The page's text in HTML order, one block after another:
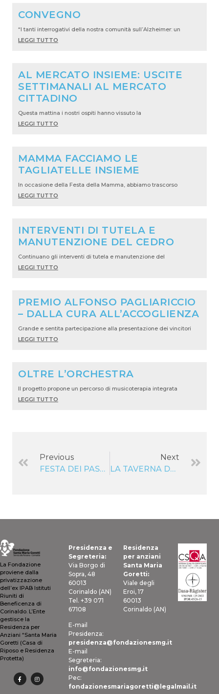
CONVEGNO
“I tanti interrogativi della nostra comunità sull’Alzheimer: un
LEGGI TUTTO
AL MERCATO INSIEME: USCITE
SETTIMANALI AL MERCATO
CITTADINO
Questa mattina i nostri ospiti hanno vissuto la
LEGGI TUTTO
MAMMA FACCIAMO LE
TAGLIATELLE INSIEME
In occasione della Festa della Mamma, abbiamo trascorso
LEGGI TUTTO
INTERVENTI DI TUTELA E
MANUTENZIONE DEL CEDRO
Continuano gli interventi di tutela e manutenzione del
LEGGI TUTTO
PREMIO ALFONSO PAGLIARICCIO
– DALLA CURA ALL’ACCOGLIENZA
Grande e sentita partecipazione alla presentazione dei vincitori
LEGGI TUTTO
OLTRE L’ORCHESTRA
Il progetto propone un percorso di musicoterapia integrata
LEGGI TUTTO
Previous
FESTA DEI PASQUELLANTI DELLA VAL CESANO
Next
LA TAVERNA DEI NONNI
La Fondazione
proviene dalla
privatizzazione
dell’ex IPAB Istituti
Riuniti di
Beneficenza di
Corinaldo. L’Ente
gestisce la
Residenza per
Anziani “Santa Maria
Goretti (Casa di
Riposo e Residenza
Protetta)
Presidenza e
Segreteria:
Via Borgo di
Sopra, 48
60013
Corinaldo (AN)
Tel. +39 071
67108
E-mail
Presidenza:
presidenza@fondazionesmg.it
E-mail
Segreteria:
info@fondazionesmg.it
Pec:
fondazionesmariagoretti@legalmail.it
Residenza
per anziani
Santa Maria
Goretti:
Viale degli
Eroi, 17
60013
Corinaldo (AN)